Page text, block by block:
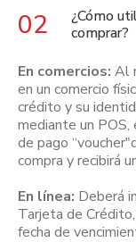
02
¿Cómo
comprar?
En comercios: Al
en un comercio
crédito y su
mediante un
de pago
compra y recibirá
En línea: Deberá
Tarjeta de
fecha de